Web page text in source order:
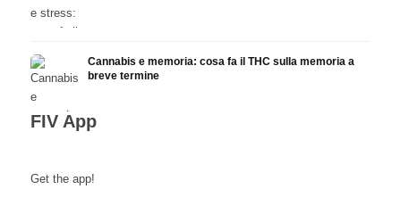
Cannabis e memoria: cosa fa il THC sulla memoria a
breve termine
FIV App
Get the app!